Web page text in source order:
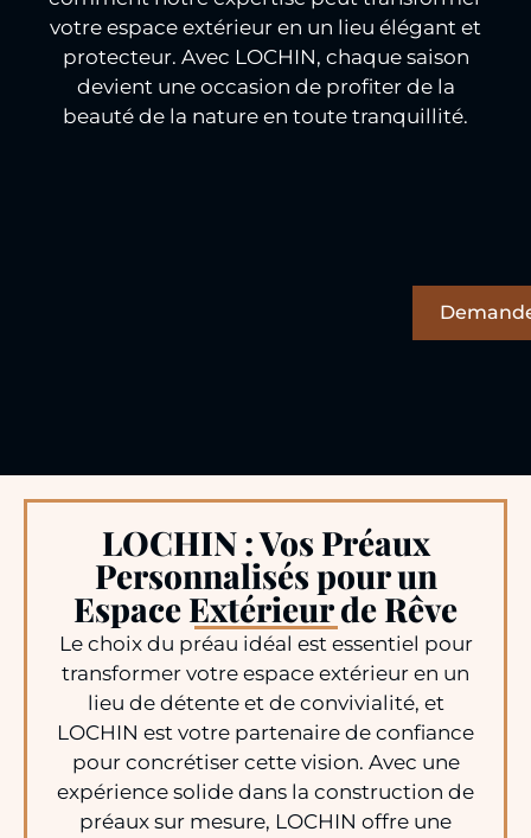
votre espace extérieur en un lieu élégant et
protecteur. Avec LOCHIN, chaque saison
devient une occasion de profiter de la
beauté de la nature en toute tranquillité.
LOCHIN : Vos Préaux
Personnalisés pour un
Espace Extérieur de Rêve
Le choix du préau idéal est essentiel pour
transformer votre espace extérieur en un
lieu de détente et de convivialité, et
LOCHIN est votre partenaire de confiance
pour concrétiser cette vision. Avec une
expérience solide dans la construction de
préaux sur mesure, LOCHIN offre une